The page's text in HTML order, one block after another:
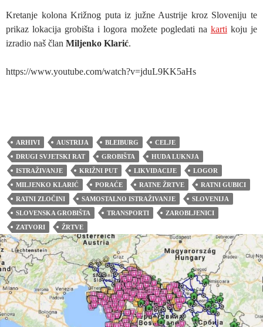
Kretanje kolona Križnog puta iz južne Austrije kroz Sloveniju te
prikaz lokacija grobišta i logora možete pogledati na karti koju je
izradio naš član Miljenko Klarić.
https://www.youtube.com/watch?v=jduL9KK5aHs
ARHIVI AUSTRIJA BLEIBURG
CELJE
DRUGI SVJETSKI RAT
GROBIŠTA
HUDA LUKNJA
ISTRAŽIVANJE
KRIŽNI PUT LIKVIDACIJE
LOGOR
MILJENKO KLARIĆ
PORAĆE RATNE ŽRTVE
RATNI GUBICI
RATNI ZLOČINI
SAMOSTALNO ISTRAŽIVANJE
SLOVENIJA
SLOVENSKA GROBIŠTA
TRANSPORTI
ZAROBLJENICI
ZATVORI
ŽRTVE